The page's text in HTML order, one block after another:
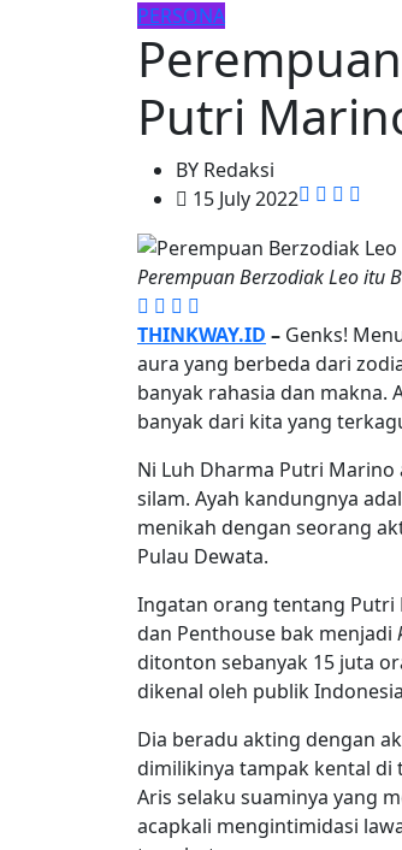
PERSONA
Putri
BY Redaksi
15 July 2022
Perempuan Berzodiak Leo itu
THINKWAY.ID – Genks!
aura yang berbeda dari
banyak rahasia dan makna.
banyak dari kita yang
Ni Luh Dharma Putri Marino
silam. Ayah kandungnya
menikah dengan seorang
Pulau Dewata.
Ingatan orang tentang
dan Penthouse bak menjadi
ditonton sebanyak 15 juta
dikenal oleh publik
Dia beradu akting dengan
dimilikinya tampak kental di
Aris selaku suaminya yang
acapkali mengintimidasi